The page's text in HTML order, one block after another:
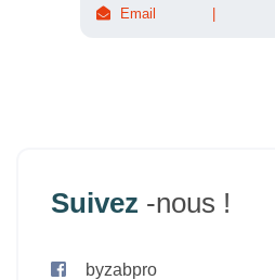
Email
Suivez -nous !
byzabpro